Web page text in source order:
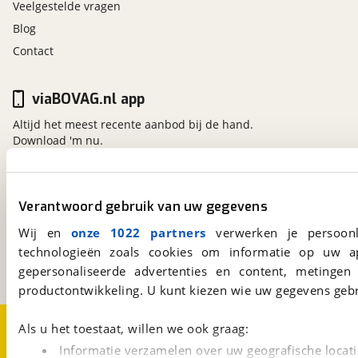
Verantwoord gebruik van uw gegevens
Wij en onze 1022 partners verwerken je
technologieën zoals cookies om informatie op
gepersonaliseerde advertenties en content,
productontwikkeling. U kunt kiezen wie uw gegevens
Als u het toestaat, willen we ook graag:
Informatie verzamelen over uw geografische
Veelgestelde vragen
Blog
Contact
viaBOVAG.nl
3981 AJ
Bunnik
Een initiatief van
BOVAG
viaBOVAG.nl app
Altijd het meest recente aanbod bij de hand.
Download 'm nu.
Over viaBOVAG.nl
Disclaimer- en Privacyverklaring
CookievoorkeurenVacatures